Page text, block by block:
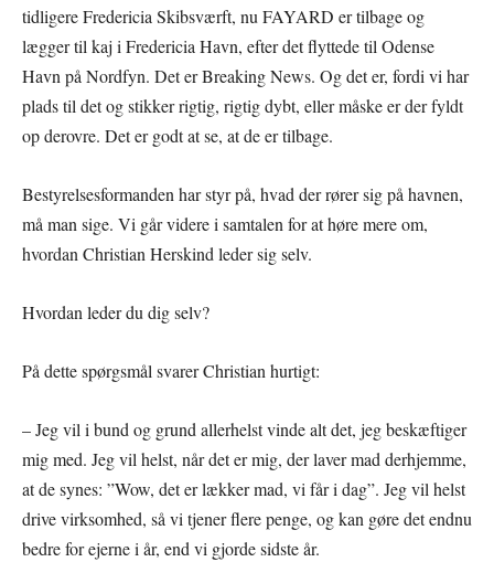
tidligere Fredericia Skibsværft, nu FAYARD er tilbage og
lægger til kaj i Fredericia Havn, efter det flyttede til Odense
Havn på Nordfyn. Det er Breaking News. Og det er, fordi vi har
plads til det og stikker rigtig, rigtig dybt, eller måske er der fyldt
op derovre. Det er godt at se, at de er tilbage.
Bestyrelsesformanden har styr på, hvad der rører sig på havnen,
må man sige. Vi går videre i samtalen for at høre mere om,
hvordan Christian Herskind leder sig selv.
Hvordan leder du dig selv?
På dette spørgsmål svarer Christian hurtigt:
– Jeg vil i bund og grund allerhelst vinde alt det, jeg beskæftiger
mig med. Jeg vil helst, når det er mig, der laver mad derhjemme,
at de synes: ”Wow, det er lækker mad, vi får i dag”. Jeg vil helst
drive virksomhed, så vi tjener flere penge, og kan gøre det endnu
bedre for ejerne i år, end vi gjorde sidste år.